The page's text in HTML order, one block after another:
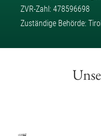
ZVR-Zahl: 478596698
Zuständige Behörde: